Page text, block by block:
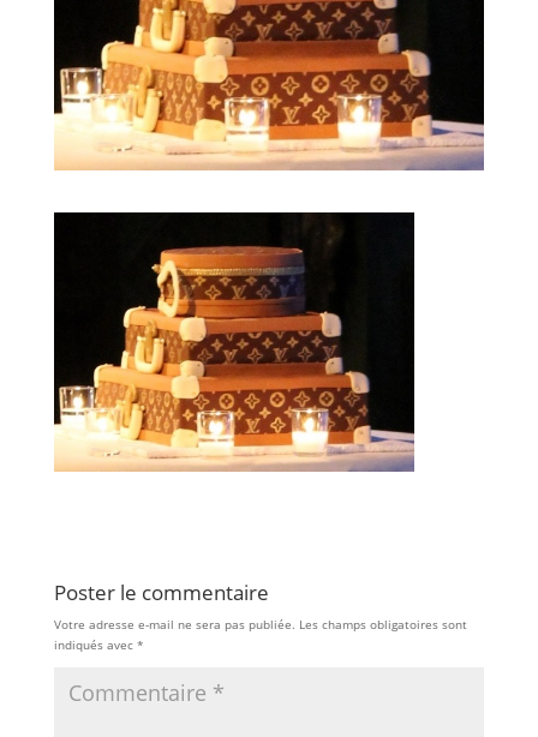
Poster le commentaire
Votre adresse e-mail ne sera pas publiée. Les champs obligatoires sont
indiqués avec *